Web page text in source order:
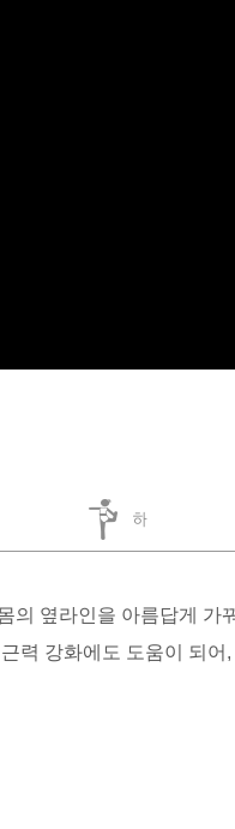
하
옆라인을 아름답게 가
력 강화에도 도움이 되어